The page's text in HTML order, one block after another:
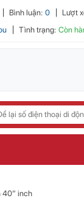
Bình luận: 0 Lượt
Tình trạng: Còn
40” inch